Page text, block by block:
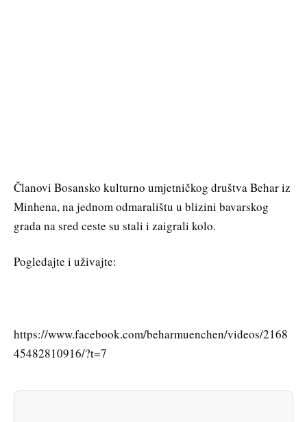
Članovi Bosansko kulturno umjetničkog društva Behar iz
Minhena, na jednom odmaralištu u blizini bavarskog
grada na sred ceste su stali i zaigrali kolo.
Pogledajte i uživajte:
https://www.facebook.com/beharmuenchen/videos/2168
45482810916/?t=7